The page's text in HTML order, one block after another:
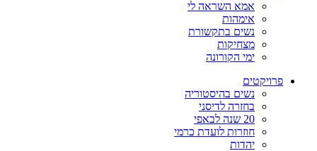
אמא השראה לי
אימהות
נשים בתקשורת
מצחיקות
ימי הקורונה
פרויקטים
נשים בהיסטוריה
בחזרה לדיסני
20 שנה לבאפי
חוזרות לועדת כרמי
יהדות